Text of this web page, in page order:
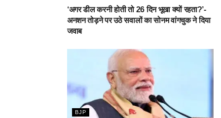
‘अगर डील करनी होती तो 26 दिन भूखा क्यों रहता?’-
अनशन तोड़ने पर उठे सवालों का सोनम वांगचुक ने दिया
जवाब
BJP